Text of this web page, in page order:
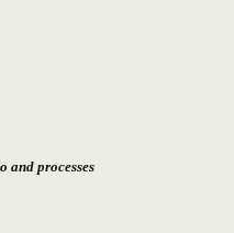
and processes